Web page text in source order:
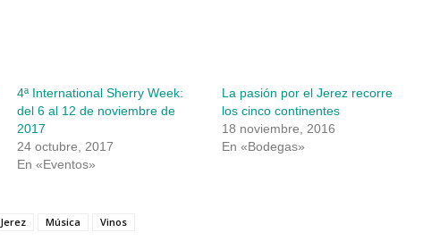
4ª International Sherry Week:
del 6 al 12 de noviembre de
2017
24 octubre, 2017
En «Eventos»
La pasión por el Jerez recorre
los cinco continentes
18 noviembre, 2016
En «Bodegas»
Jerez Música Vinos